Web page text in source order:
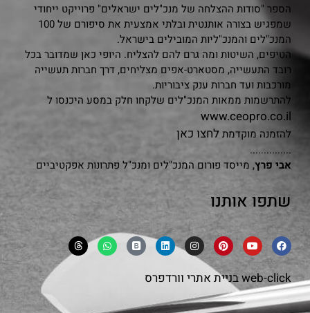
הספר "סודות ההצלחה של מנכ"לים ישראלים" פרוייקט ייחודי
שמפגיש בצורה אותנטית ובלתי אמצעית את סיפורם של 100
המנכ"לים והמנכ"ליות המובילים בישראל.
הטיפים, השיטות ומה גרם להם להצליח. היופי כאן שמדובר בכל
רובד התעשייה, מסטארט-אפים מצליחים, דרך חברות תעשייה
מורכבות ועד חברות ענק ציבוריות.
להתרשמות ממאות המנכ"לים שלקחו חלק במסע היכנסו ל
www.ceopro.co.il
להזמנה מוקדמת לחצו כאן
...............
אבי פרץ, מייסד פורום המנכ"לים ומנכ"ל פתרונות אפקטיביים
שתפו אותנו
web-clickבניית אתרי וורדפרס